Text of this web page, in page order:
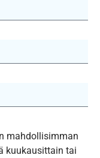
mahdollisimman
kuukausittain tai